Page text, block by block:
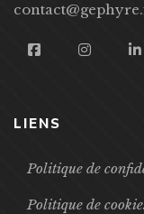
LIENS
Politique de
Politique de